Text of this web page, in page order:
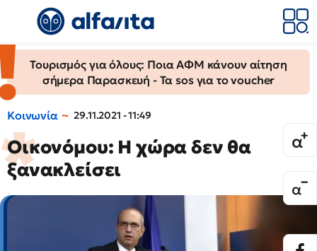
Τουρισμός για όλους: Ποια ΑΦΜ κάνουν αίτηση
σήμερα Παρασκευή - Τα sos για το voucher
Κοινωνία 29.11.2021 - 11:49
Οικονόμου: Η χώρα δεν θα
ξανακλείσει